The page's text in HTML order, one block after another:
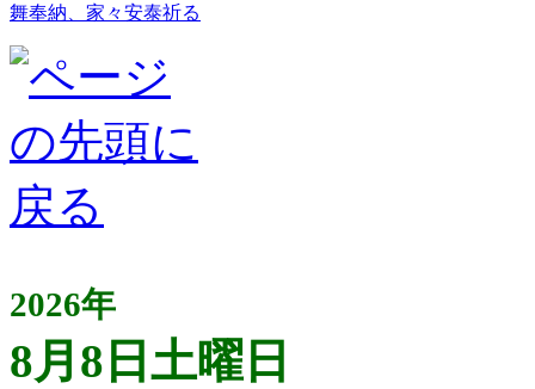
舞奉納、家々安泰祈る
2026年
8月8日土曜日